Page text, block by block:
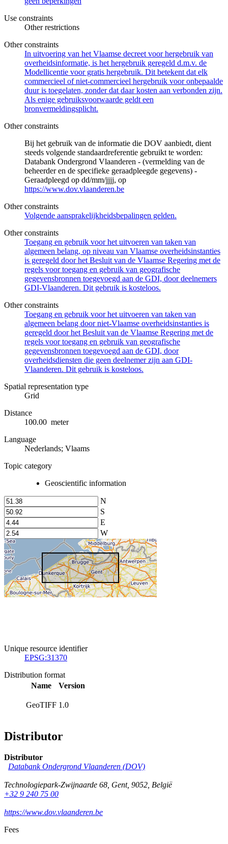
Use constraints
Other restrictions
Other constraints
In uitvoering van het Vlaamse decreet voor hergebruik van
overheidsinformatie, is het hergebruik geregeld d.m.v. de
Modellicentie voor gratis hergebruik. Dit betekent dat elk
commercieel of niet-commercieel hergebruik voor onbepaalde
duur is toegelaten, zonder dat daar kosten aan verbonden zijn.
Als enige gebruiksvoorwaarde geldt een
bronvermeldingsplicht.
Other constraints
Bij het gebruik van de informatie die DOV aanbiedt, dient
steeds volgende standaardreferentie gebruikt te worden:
Databank Ondergrond Vlaanderen - (vermelding van de
beheerder en de specifieke geraadpleegde gegevens) -
Geraadpleegd op dd/mm/jjjj, op
https://www.dov.vlaanderen.be
Other constraints
Volgende aansprakelijkheidsbepalingen gelden.
Other constraints
Toegang en gebruik voor het uitvoeren van taken van
algemeen belang, op niveau van Vlaamse overheidsinstanties
is geregeld door het Besluit van de Vlaamse Regering met de
regels voor toegang en gebruik van geografische
gegevensbronnen toegevoegd aan de GDI, door deelnemers
GDI-Vlaanderen. Dit gebruik is kosteloos.
Other constraints
Toegang en gebruik voor het uitvoeren van taken van
algemeen belang door niet-Vlaamse overheidsinstanties is
geregeld door het Besluit van de Vlaamse Regering met de
regels voor toegang en gebruik van geografische
gegevensbronnen toegevoegd aan de GDI, door
overheidsdiensten die geen deelnemer zijn aan GDI-
Vlaanderen. Dit gebruik is kosteloos.
Spatial representation type
Grid
Distance
100.00 meter
Language
Nederlands; Vlaams
Topic category
Geoscientific information
N
S
E
W
Unique resource identifier
EPSG:31370
Distribution format
Name
Version
GeoTIFF 1.0
Distributor
Distributor
Databank Ondergrond Vlaanderen (DOV)
Technologiepark-Zwijnaarde 68, Gent, 9052, België
+32 9 240 75 00
https://www.dov.vlaanderen.be
Fees